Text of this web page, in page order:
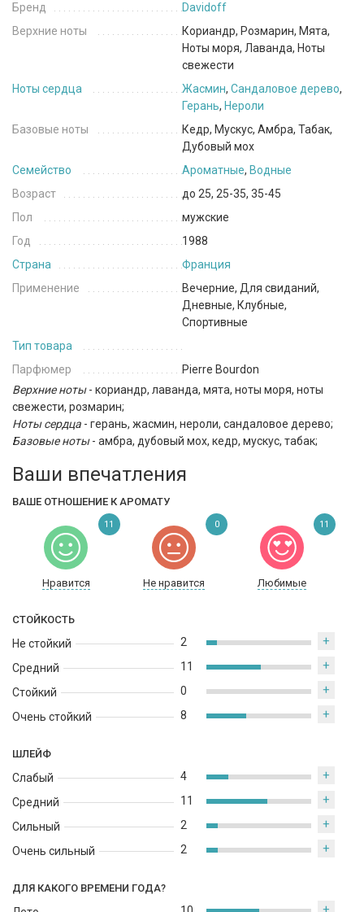
Бренд
Davidoff
Верхние ноты
Кориандр, Розмарин, Мята,
Ноты моря, Лаванда, Ноты
свежести
Ноты сердца
Жасмин, Сандаловое дерево,
Герань, Нероли
Базовые ноты
Кедр, Мускус, Амбра, Табак,
Дубовый мох
Семейство
Ароматные, Водные
Возраст
до 25, 25-35, 35-45
Пол
мужские
Год
1988
Страна
Франция
Применение
Вечерние, Для свиданий,
Дневные, Клубные,
Спортивные
Тип товара
Парфюмер
Pierre Bourdon
Верхние ноты- кориандр, лаванда, мята, ноты моря, ноты
свежести, розмарин;
Ноты сердца - герань, жасмин, нероли, сандаловое дерево;
Базовые ноты- амбра, дубовый мох, кедр, мускус, табак;
Ваши впечатления
ВАШЕ ОТНОШЕНИЕ К АРОМАТУ
Нравится Не нравится Любимые
11 0 11
СТОЙКОСТЬ
Не стойкий
Средний
Стойкий
Очень стойкий
2 +
11 +
0 +
8 +
ШЛЕЙФ
Слабый
Средний
Сильный
Очень сильный
4 +
11 +
2 +
2 +
ДЛЯ КАКОГО ВРЕМЕНИ ГОДА?